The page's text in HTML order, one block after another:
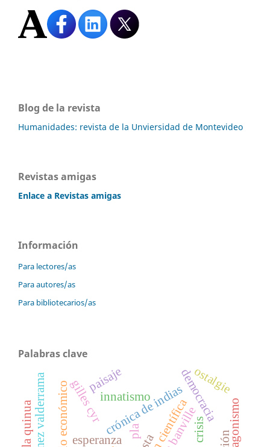
Blog de la revista
Humanidades: revista de la Unviersidad de Montevideo
Revistas amigas
Enlace a Revistas amigas
Información
Para lectores/as
Para autores/as
Para bibliotecarios/as
Palabras clave
esperanza
crónica de indiasdemocracia
gilles cyrinnatismo
agonismo
crisis
pla
paisaje ostalgie